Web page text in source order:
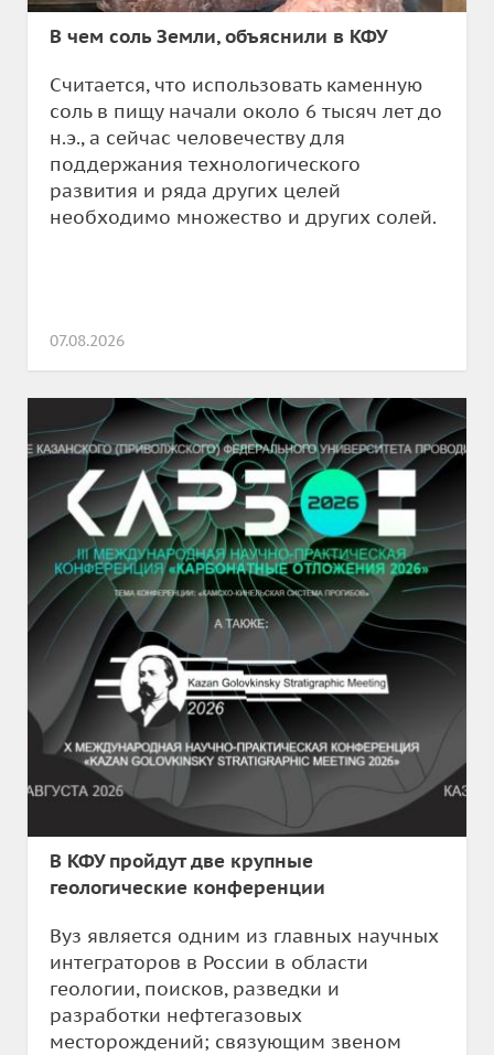
В чем соль Земли, объяснили в КФУ
Считается, что использовать каменную
соль в пищу начали около 6 тысяч лет до
н.э., а сейчас человечеству для
поддержания технологического
развития и ряда других целей
необходимо множество и других солей.
07.08.2026
В КФУ пройдут две крупные
геологические конференции
Вуз является одним из главных научных
интеграторов в России в области
геологии, поисков, разведки и
разработки нефтегазовых
месторождений; связующим звеном